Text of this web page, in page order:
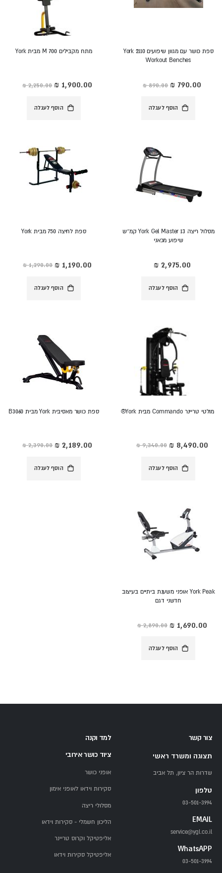
ספת כושר עם מגוון שיפועים York 2110
Workout Benches
‏890.00 ₪ מחיר
מיוחד
הוסף לעגלה
מתח מקבילים M 700 מבית York
‏2,250.00 ₪ מחיר
מיוחד
הוסף לעגלה
מסלול ריצה York Gel Master 13 קמ״ש
שיפוע מכאני
הוסף לעגלה
ספת לחיצה 750 מבית York
‏1,290.00 ₪ מחיר
מיוחד
הוסף לעגלה
מולטי טריינר Commando מבית York®
‏9,340.00 ₪ מחיר
מיוחד
הוסף לעגלה
ספת כושר מאסיבית York מבית B3060
‏2,390.00 ₪ מחיר
מיוחד
הוסף לעגלה
York Peak אופני משענת ביתיים בעיצוב
חדשני דגם
‏2,890.00 ₪ מחיר
מיוחד
הוסף לעגלה
צור קשר
תצוגה ומשרד ראשי
שדרות הר ציון, תל אביב
טלפון
03-501-3994
EMAIL
service@ygl.co.il
WhatsAPP
03-501-3994
למד וקנה
ציוד כושר אירובי
אופני כושר
סקירות וידאו לאופני אימון
מסלולי ריצה
הליכון חשמלי - סקירות וידאו
אליפטיקל וקרוס טריינר
אליפטיקל סקירות וידאו